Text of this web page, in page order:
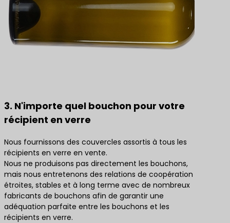
3. N'importe quel bouchon pour votre
récipient en verre
Nous fournissons des couvercles assortis à tous les
récipients en verre en vente.
Nous ne produisons pas directement les bouchons,
mais nous entretenons des relations de coopération
étroites, stables et à long terme avec de nombreux
fabricants de bouchons afin de garantir une
adéquation parfaite entre les bouchons et les
récipients en verre.